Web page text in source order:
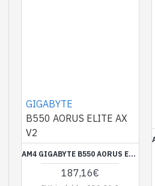
GIGABYTE
B550 AORUS ELITE AX
V2
AM4 GIGABYTE B550 AORUS ELITE AX V2
187,16€